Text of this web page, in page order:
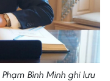
Bình Minh ghi lưu